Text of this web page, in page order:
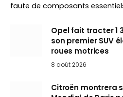
faute de composants
Opel fait tracter 1
son premier SUV
roues motrices
8 août 2026
Citroën montrera